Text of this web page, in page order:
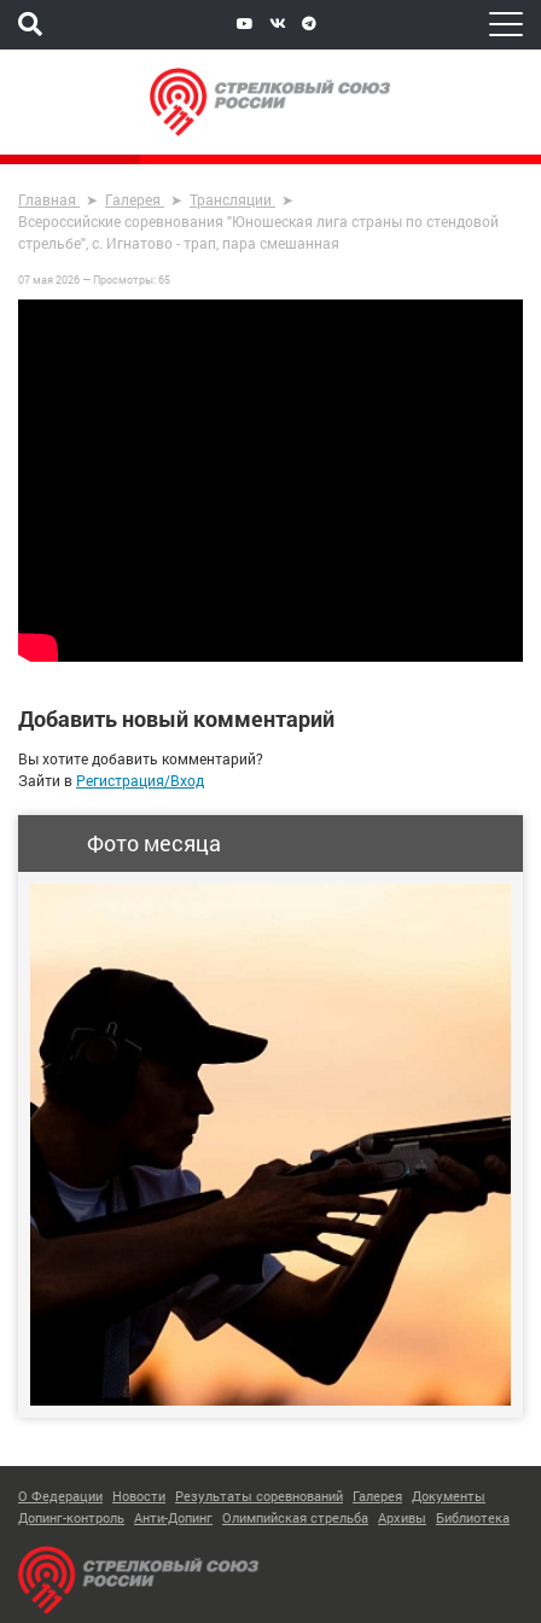
Главная Галерея
Трансляции
Всероссийские соревнования "Юношеская лига страны по стендовой
стрельбе", с. Игнатово - трап, пара смешанная
07 мая 2026 — Просмотры:65
Добавить новый комментарий
Вы хотите добавить комментарий?
Зайти в Регистрация/Вход
Фото месяца
О Федерации Новости Результаты соревнований Галерея Документы
Допинг-контроль Анти-Допинг Олимпийская стрельба Архивы Библиотека